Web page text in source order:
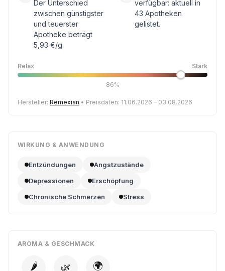
Der Unterschied
zwischen günstigster
und teuerster
Apotheke beträgt
5,93 €/g.
verfügbar: aktuell in
43 Apotheken
gelistet.
Relax Stark
86%
Hersteller: Remexian • Preisdaten: 11.06.2026 – 03.08.2026
WIRKUNG & ANWENDUNG
Entzündungen
Angstzustände
Depressionen
Erschöpfung
Chronische Schmerzen
Stress
AROMA & GESCHMACK
🌶️ 🌿 🌍